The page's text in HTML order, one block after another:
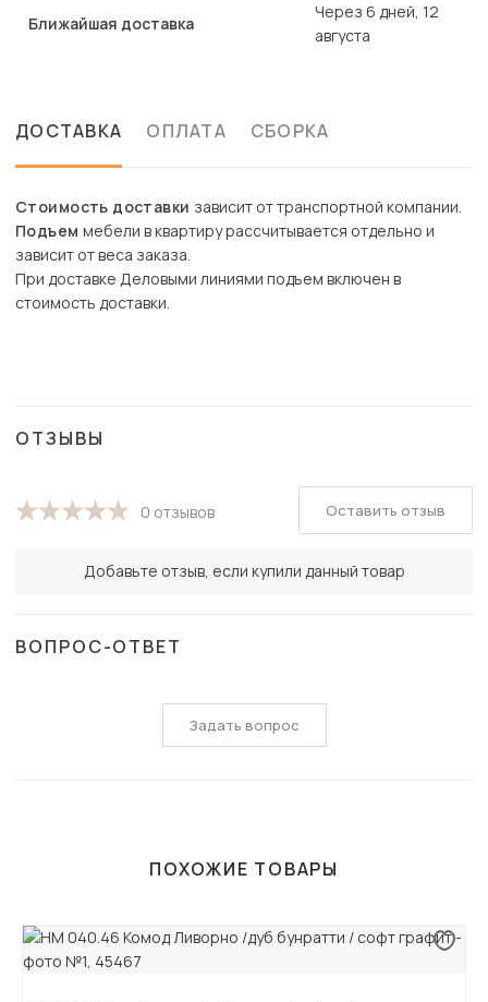
Ближайшая доставка
Через 6 дней, 12
августа
ДОСТАВКА ОПЛАТА СБОРКА
Стоимость доставки зависит от транспортной компании.
Подъем мебели в квартиру рассчитывается отдельно и
зависит от веса заказа.
При доставке Деловыми линиями подъем включен в
стоимость доставки.
ОТЗЫВЫ
0 отзывов
Добавьте отзыв, если купили данный товар
Оставить отзыв
ВОПРОС-ОТВЕТ
Задать вопрос
ПОХОЖИЕ ТОВАРЫ